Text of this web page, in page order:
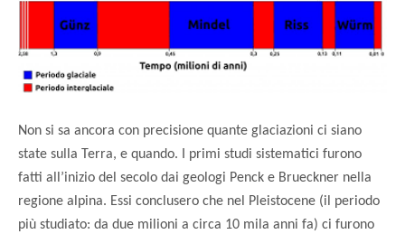
Non si sa ancora con precisione quante glaciazioni ci siano
state sulla Terra, e quando. I primi studi sistematici furono
fatti all’inizio del secolo dai geologi Penck e Brueckner nella
regione alpina. Essi conclusero che nel Pleistocene (il periodo
più studiato: da due milioni a circa 10 mila anni fa) ci furono